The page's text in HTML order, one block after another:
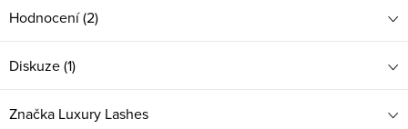
Hodnocení (2)
Diskuze (1)
Značka Luxury Lashes